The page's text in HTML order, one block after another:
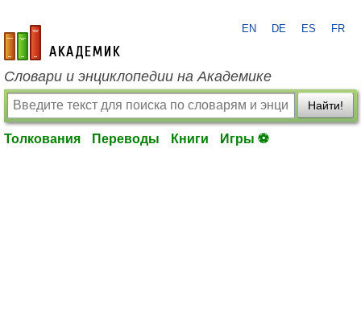
academic.ru
EN DE ES FR
Словари и энциклопедии на Академике
Найти!
Толкования Переводы Книги Игры ⚽